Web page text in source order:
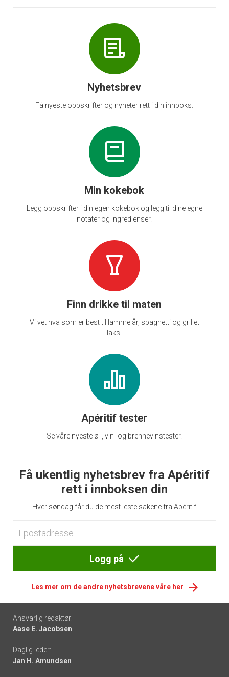
Nyhetsbrev
Få nyeste oppskrifter og nyheter rett i din innboks.
Min kokebok
Legg oppskrifter i din egen kokebok og legg til dine egne
notater og ingredienser.
Finn drikke til maten
Vi vet hva som er best til lammelår, spaghetti og grillet
laks.
Apéritif tester
Se våre nyeste øl-, vin- og brennevinstester.
Få ukentlig nyhetsbrev fra Apéritif
rett i innboksen din
Hver søndag får du de mest leste sakene fra Apéritif
Logg på
Les mer om de andre nyhetsbrevene våre her
Footer
-
links
Ansvarlig redaktør:
Aase E. Jacobsen
Daglig leder:
Jan H. Amundsen